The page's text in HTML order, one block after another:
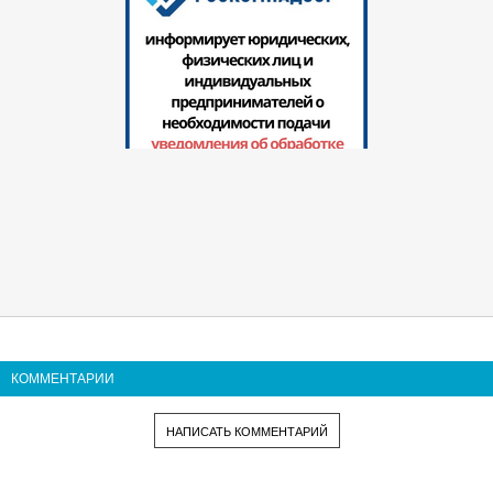
КОММЕНТАРИИ
НАПИСАТЬ КОММЕНТАРИЙ